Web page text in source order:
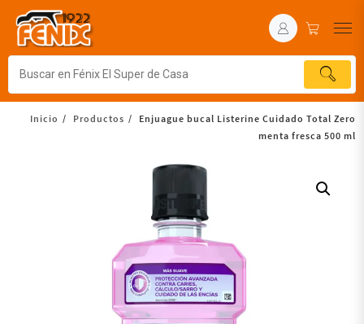
Inicio Productos
Enjuague bucal Listerine Cuidado Total Zero
menta fresca 500 ml